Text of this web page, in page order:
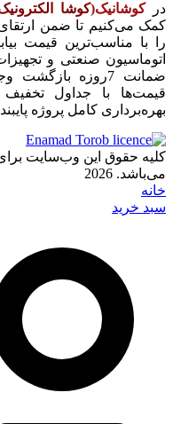
در کوشانیک(کوشا
کمک می‌کنیم تا ضمن
را با مناسب‌ترین قیمت
اتوماسیون صنعتی و
ضمانت 7روزه
قیمت‌ها با جداول تخفیف
بهره‌برداری کامل پروژه
کلیه حقوق این وب‌سایت
می‌باشد. 2026
خانه
سبد خرید